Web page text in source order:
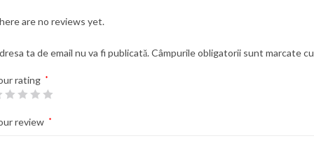
are no reviews yet.
ta de email nu va fi publicată.Câmpurile obligatorii sunt marcate cu
rating *
review *